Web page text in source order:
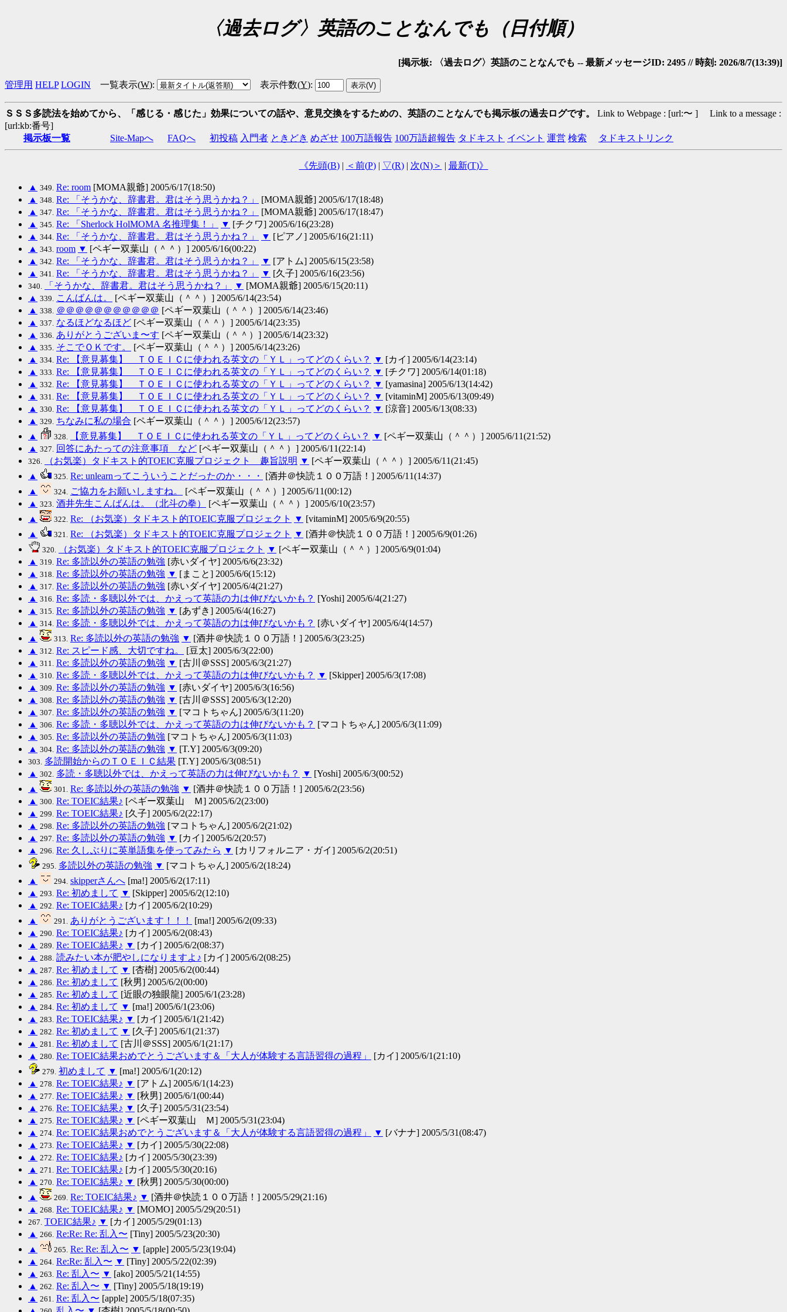
〈過去ログ〉英語のことなんでも（日付順）
[掲示板: 〈過去ログ〉英語のことなんでも -- 最新メッセージID: 2495 // 時刻: 2026/8/7(13:39)]
管理用 HELP LOGIN 一覧表示(W): 表示件数(Y):
ＳＳＳ多読法を始めてから、「感じる・感じた」効果についての話や、意見交換をするための、英語のことなんでも掲示板の過去ログです。
Link to Webpage : [url:〜 ] Link to a message :
[url:kb:番号]
掲示板一覧
Site-Mapへ FAQへ 初投稿 入門者 ときどき めざせ 100万語報告 100万語超報告 タドキスト イベント 運営 検索 タドキストリンク
《先頭(B)| ＜前(P)| ▽(R)| 次(N)＞ | 最新(T)》
▲ 349. Re: room [MOMA親爺] 2005/6/17(18:50)
▲ 348. Re: 「そうかな、辞書君。君はそう思うかね？」
[MOMA親爺] 2005/6/17(18:48)
▲ 347. Re: 「そうかな、辞書君。君はそう思うかね？」
[MOMA親爺] 2005/6/17(18:47)
▲ 345. Re: 「Sherlock HolMOMA 名推理集！」 ▼ [チクワ] 2005/6/16(23:28)
▲ 344. Re: 「そうかな、辞書君。君はそう思うかね？」 ▼ [ピアノ] 2005/6/16(21:11)
▲ 343. room ▼ [ペギー双葉山（＾＾）] 2005/6/16(00:22)
▲ 342. Re: 「そうかな、辞書君。君はそう思うかね？」 ▼ [アトム] 2005/6/15(23:58)
▲ 341. Re: 「そうかな、辞書君。君はそう思うかね？」 ▼ [久子] 2005/6/16(23:56)
340. 「そうかな、辞書君。君はそう思うかね？」 ▼ [MOMA親爺] 2005/6/15(20:11)
▲ 339. こんばんは。
[ペギー双葉山（＾＾）] 2005/6/14(23:54)
▲ 338. ＠＠＠＠＠＠＠＠＠＠＠ [ペギー双葉山（＾＾）] 2005/6/14(23:46)
▲ 337. なるほどなるほど [ペギー双葉山（＾＾）] 2005/6/14(23:35)
▲ 336. ありがとうございま〜す [ペギー双葉山（＾＾）] 2005/6/14(23:32)
▲ 335. そこでＯＫです。
[ペギー双葉山（＾＾）] 2005/6/14(23:26)
▲ 334. Re: 【意見募集】 ＴＯＥＩＣに使われる英文の「ＹＬ」ってどのくらい？ ▼ [カイ] 2005/6/14(23:14)
▲ 333. Re: 【意見募集】 ＴＯＥＩＣに使われる英文の「ＹＬ」ってどのくらい？ ▼ [チクワ] 2005/6/14(01:18)
▲ 332. Re: 【意見募集】 ＴＯＥＩＣに使われる英文の「ＹＬ」ってどのくらい？ ▼ [yamasina] 2005/6/13(14:42)
▲ 331. Re: 【意見募集】 ＴＯＥＩＣに使われる英文の「ＹＬ」ってどのくらい？ ▼ [vitaminM] 2005/6/13(09:49)
▲ 330. Re: 【意見募集】 ＴＯＥＩＣに使われる英文の「ＹＬ」ってどのくらい？ ▼ [涼音] 2005/6/13(08:33)
▲ 329. ちなみに私の場合 [ペギー双葉山（＾＾）] 2005/6/12(23:57)
▲
328. 【意見募集】 ＴＯＥＩＣに使われる英文の「ＹＬ」ってどのくらい？ ▼ [ペギー双葉山（＾＾）] 2005/6/11(21:52)
▲ 327. 回答にあたっての注意事項 など [ペギー双葉山（＾＾）] 2005/6/11(22:14)
326. （お気楽）タドキスト的TOEIC克服プロジェクト 趣旨説明 ▼ [ペギー双葉山（＾＾）] 2005/6/11(21:45)
▲
325. Re: unlearnってこういうことだったのか・・・
[酒井＠快読１００万語！] 2005/6/11(14:37)
▲
324. ご協力をお願いしますね。
[ペギー双葉山（＾＾）] 2005/6/11(00:12)
▲ 323. 酒井先生こんばんは。（北斗の拳）
[ペギー双葉山（＾＾）] 2005/6/10(23:57)
▲
322. Re: （お気楽）タドキスト的TOEIC克服プロジェクト ▼ [vitaminM] 2005/6/9(20:55)
▲
321. Re: （お気楽）タドキスト的TOEIC克服プロジェクト ▼ [酒井＠快読１００万語！] 2005/6/9(01:26)
320. （お気楽）タドキスト的TOEIC克服プロジェクト ▼ [ペギー双葉山（＾＾）] 2005/6/9(01:04)
▲ 319. Re: 多読以外の英語の勉強 [赤いダイヤ] 2005/6/6(23:32)
▲ 318. Re: 多読以外の英語の勉強 ▼ [まこと] 2005/6/6(15:12)
▲ 317. Re: 多読以外の英語の勉強 [赤いダイヤ] 2005/6/4(21:27)
▲ 316. Re: 多読・多聴以外では、かえって英語の力は伸びないかも？ [Yoshi] 2005/6/4(21:27)
▲ 315. Re: 多読以外の英語の勉強 ▼ [あずき] 2005/6/4(16:27)
▲ 314. Re: 多読・多聴以外では、かえって英語の力は伸びないかも？ [赤いダイヤ] 2005/6/4(14:57)
▲
313. Re: 多読以外の英語の勉強 ▼ [酒井＠快読１００万語！] 2005/6/3(23:25)
▲ 312. Re: スピード感、大切ですね。
[豆太] 2005/6/3(22:00)
▲ 311. Re: 多読以外の英語の勉強 ▼ [古川＠SSS] 2005/6/3(21:27)
▲ 310. Re: 多読・多聴以外では、かえって英語の力は伸びないかも？ ▼ [Skipper] 2005/6/3(17:08)
▲ 309. Re: 多読以外の英語の勉強 ▼ [赤いダイヤ] 2005/6/3(16:56)
▲ 308. Re: 多読以外の英語の勉強 ▼ [古川＠SSS] 2005/6/3(12:20)
▲ 307. Re: 多読以外の英語の勉強 ▼ [マコトちゃん] 2005/6/3(11:20)
▲ 306. Re: 多読・多聴以外では、かえって英語の力は伸びないかも？ [マコトちゃん] 2005/6/3(11:09)
▲ 305. Re: 多読以外の英語の勉強 [マコトちゃん] 2005/6/3(11:03)
▲ 304. Re: 多読以外の英語の勉強 ▼ [T.Y] 2005/6/3(09:20)
303. 多読開始からのＴＯＥＩＣ結果 [T.Y] 2005/6/3(08:51)
▲ 302. 多読・多聴以外では、かえって英語の力は伸びないかも？ ▼ [Yoshi] 2005/6/3(00:52)
▲
301. Re: 多読以外の英語の勉強 ▼ [酒井＠快読１００万語！] 2005/6/2(23:56)
▲ 300. Re: TOEIC結果♪ [ペギー双葉山 Ｍ] 2005/6/2(23:00)
▲ 299. Re: TOEIC結果♪ [久子] 2005/6/2(22:17)
▲ 298. Re: 多読以外の英語の勉強 [マコトちゃん] 2005/6/2(21:02)
▲ 297. Re: 多読以外の英語の勉強 ▼ [カイ] 2005/6/2(20:57)
▲ 296. Re: 久しぶりに英単語集を使ってみたら ▼ [カリフォルニア・ガイ] 2005/6/2(20:51)
295. 多読以外の英語の勉強 ▼ [マコトちゃん] 2005/6/2(18:24)
▲
294. skipperさんへ [ma!] 2005/6/2(17:11)
▲ 293. Re: 初めまして ▼ [Skipper] 2005/6/2(12:10)
▲ 292. Re: TOEIC結果♪ [カイ] 2005/6/2(10:29)
▲
291. ありがとうございます！！！
[ma!] 2005/6/2(09:33)
▲ 290. Re: TOEIC結果♪ [カイ] 2005/6/2(08:43)
▲ 289. Re: TOEIC結果♪ ▼ [カイ] 2005/6/2(08:37)
▲ 288. 読みたい本が肥やしになりますよ♪ [カイ] 2005/6/2(08:25)
▲ 287. Re: 初めまして ▼ [杏樹] 2005/6/2(00:44)
▲ 286. Re: 初めまして [秋男] 2005/6/2(00:00)
▲ 285. Re: 初めまして [近眼の独眼龍] 2005/6/1(23:28)
▲ 284. Re: 初めまして ▼ [ma!] 2005/6/1(23:06)
▲ 283. Re: TOEIC結果♪ ▼ [カイ] 2005/6/1(21:42)
▲ 282. Re: 初めまして ▼ [久子] 2005/6/1(21:37)
▲ 281. Re: 初めまして [古川＠SSS] 2005/6/1(21:17)
▲ 280. Re: TOEIC結果おめでとうございます＆「大人が体験する言語習得の過程」 [カイ] 2005/6/1(21:10)
279. 初めまして ▼ [ma!] 2005/6/1(20:12)
▲ 278. Re: TOEIC結果♪ ▼ [アトム] 2005/6/1(14:23)
▲ 277. Re: TOEIC結果♪ ▼ [秋男] 2005/6/1(00:44)
▲ 276. Re: TOEIC結果♪ ▼ [久子] 2005/5/31(23:54)
▲ 275. Re: TOEIC結果♪ ▼ [ペギー双葉山 Ｍ] 2005/5/31(23:04)
▲ 274. Re: TOEIC結果おめでとうございます＆「大人が体験する言語習得の過程」 ▼ [バナナ] 2005/5/31(08:47)
▲ 273. Re: TOEIC結果♪ ▼ [カイ] 2005/5/30(22:08)
▲ 272. Re: TOEIC結果♪ [カイ] 2005/5/30(23:39)
▲ 271. Re: TOEIC結果♪ [カイ] 2005/5/30(20:16)
▲ 270. Re: TOEIC結果♪ ▼ [秋男] 2005/5/30(00:00)
▲
269. Re: TOEIC結果♪ ▼ [酒井＠快読１００万語！] 2005/5/29(21:16)
▲ 268. Re: TOEIC結果♪ ▼ [MOMO] 2005/5/29(20:51)
267. TOEIC結果♪ ▼ [カイ] 2005/5/29(01:13)
▲ 266. Re:Re: Re: 乱入〜 [Tiny] 2005/5/23(20:30)
▲
265. Re: Re: 乱入〜 ▼ [apple] 2005/5/23(19:04)
▲ 264. Re:Re: 乱入〜 ▼ [Tiny] 2005/5/22(02:39)
▲ 263. Re: 乱入〜 ▼ [ako] 2005/5/21(14:55)
▲ 262. Re: 乱入〜 ▼ [Tiny] 2005/5/18(19:19)
▲ 261. Re: 乱入〜 [apple] 2005/5/18(07:35)